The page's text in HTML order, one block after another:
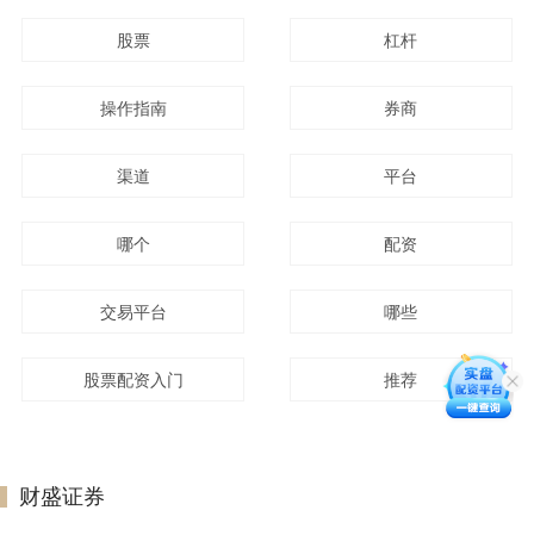
股票 杠杆
操作指南 券商
渠道 平台
哪个 配资
交易平台 哪些
股票配资入门 推荐
财盛证券